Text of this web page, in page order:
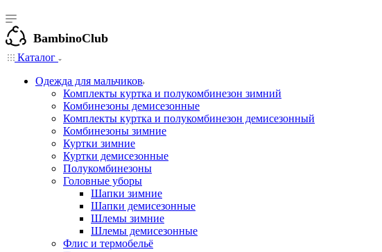
BambinoClub
Каталог
Одежда для мальчиков
Комплекты куртка и полукомбинезон зимний
Комбинезоны демисезонные
Комплекты куртка и полукомбинезон демисезонный
Комбинезоны зимние
Куртки зимние
Куртки демисезонные
Полукомбинезоны
Головные уборы
Шапки зимние
Шапки демисезонные
Шлемы зимние
Шлемы демисезонные
Флис и термобельё